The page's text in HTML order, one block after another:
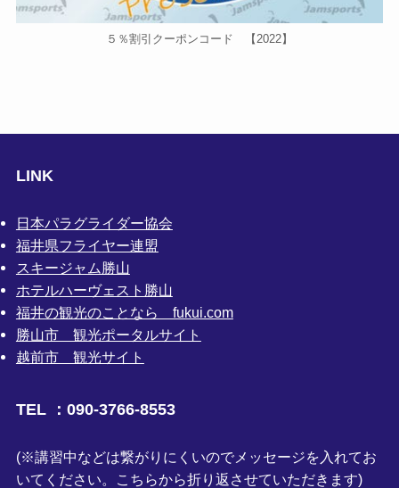
５％割引クーポンコード 【2022】
LINK
日本パラグライダー協会
福井県フライヤー連盟
スキージャム勝山
ホテルハーヴェスト勝山
福井の観光のことなら fukui.com
勝山市 観光ポータルサイト
越前市 観光サイト
TEL ：090-3766-8553
(※講習中などは繋がりにくいのでメッセージを入れてお
いてください。こちらから折り返させていただきます)